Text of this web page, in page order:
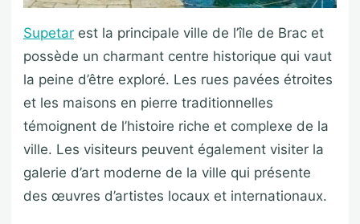
Supetar est la principale ville de l’île de Brac et
possède un charmant centre historique qui vaut
la peine d’être exploré. Les rues pavées étroites
et les maisons en pierre traditionnelles
témoignent de l’histoire riche et complexe de la
ville. Les visiteurs peuvent également visiter la
galerie d’art moderne de la ville qui présente
des œuvres d’artistes locaux et internationaux.